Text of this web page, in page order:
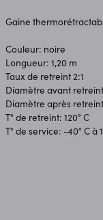
Gaine
Couleur: noire
Longueur: 1,20 m
Taux de retreint 2:1
Diamètre avant
Diamètre après
T° de retreint: 120° C
T° de service: -40° C à